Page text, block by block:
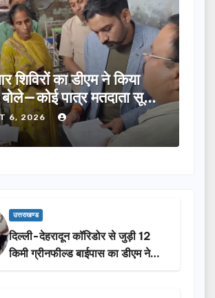
का डीएम ने किया
बोले—कोई पात्र मतदाता सूची
6, 2026
उत्तराखण्ड
दिल्ली-देहरादून कॉरिडोर से जुड़ी 12
किमी ग्रीनफील्ड बाईपास का डीएम ने
किया निरीक्षण…